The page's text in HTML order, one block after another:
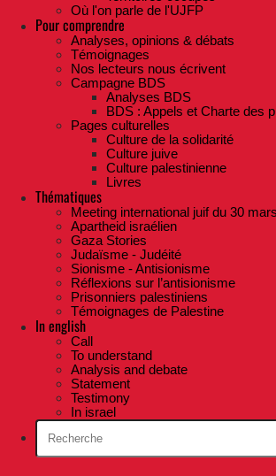
Où l'on parle de l'UJFP
Pour comprendre
Analyses, opinions & débats
Témoignages
Nos lecteurs nous écrivent
Campagne BDS
Analyses BDS
BDS : Appels et Charte des
Pages culturelles
Culture de la solidarité
Culture juive
Culture palestinienne
Livres
Thématiques
Meeting international juif du 30
Apartheid israélien
Gaza Stories
Judaïsme - Judéité
Sionisme - Antisionisme
Réflexions sur l’antisionisme
Prisonniers palestiniens
Témoignages de Palestine
In english
Call
To understand
Analysis and debate
Statement
Testimony
In israel